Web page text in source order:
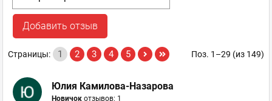
Добавить отзыв
Поз. 1–29 (из 149)
Страницы: 1 2 3 4 5
Юлия Камилова-Назарова
Новичок отзывов: 1